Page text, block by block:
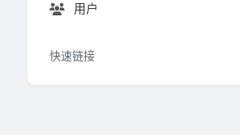
用户
快速链接